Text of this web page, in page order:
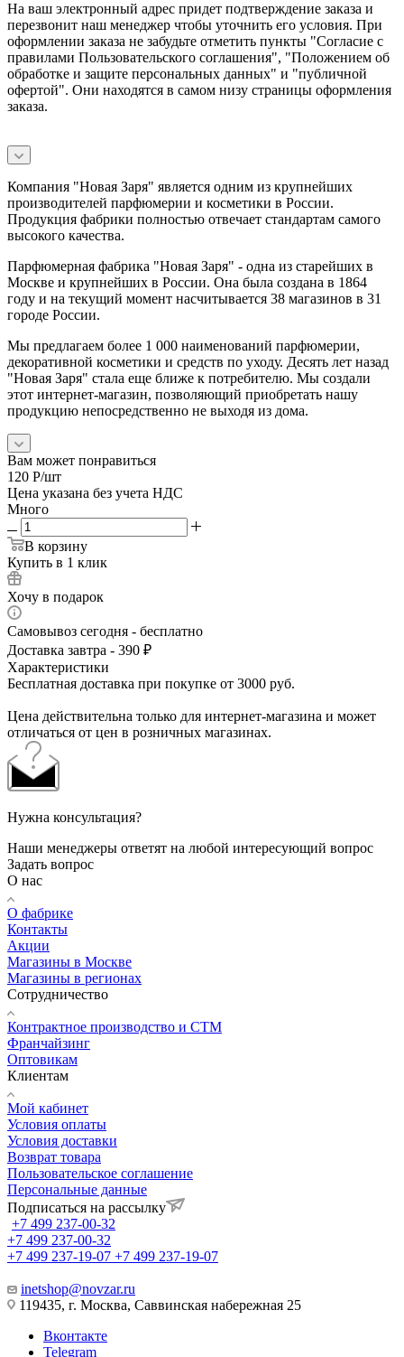
На ваш электронный адрес придет подтверждение заказа и
перезвонит наш менеджер чтобы уточнить его условия. При
оформлении заказа не забудьте отметить пункты "Согласие с
правилами Пользовательского соглашения", "Положением об
обработке и защите персональных данных" и "публичной
офертой". Они находятся в самом низу страницы оформления
заказа.
Компания "Новая Заря" является одним из крупнейших
производителей парфюмерии и косметики в России.
Продукция фабрики полностью отвечает стандартам самого
высокого качества.
Парфюмерная фабрика "Новая Заря" - одна из старейших в
Москве и крупнейших в России. Она была создана в 1864
году и на текущий момент насчитывается 38 магазинов в 31
городе России.
Мы предлагаем более 1 000 наименований парфюмерии,
декоративной косметики и средств по уходу. Десять лет назад
"Новая Заря" стала еще ближе к потребителю. Мы создали
этот интернет-магазин, позволяющий приобретать нашу
продукцию непосредственно не выходя из дома.
Вам может понравиться
120 Р/шт
Цена указана без учета НДС
Много
В корзину
Купить в 1 клик
Хочу в подарок
Самовывоз сегодня - бесплатно
Доставка завтра - 390 ₽
Характеристики
Бесплатная доставка при покупке от 3000 руб.
Цена действительна только для интернет-магазина и может
отличаться от цен в розничных магазинах.
Нужна консультация?
Наши менеджеры ответят на любой интересующий вопрос
Задать вопрос
О нас
О фабрике
Контакты
Акции
Магазины в Москве
Магазины в регионах
Сотрудничество
Контрактное производство и СТМ
Франчайзинг
Оптовикам
Клиентам
Мой кабинет
Условия оплаты
Условия доставки
Возврат товара
Пользовательское соглашение
Персональные данные
Подписаться на рассылку
+7 499 237-00-32
+7 499 237-00-32
+7 499 237-19-07 +7 499 237-19-07
inetshop@novzar.ru
119435, г. Москва, Саввинская набережная 25
Вконтакте
Telegram